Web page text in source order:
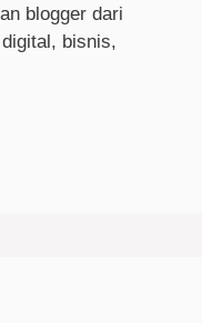
blogger dari
bisnis,